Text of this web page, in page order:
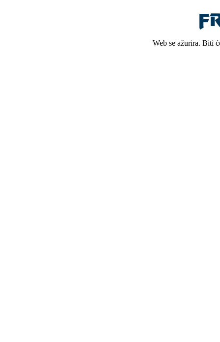
Web se ažurira. Biti